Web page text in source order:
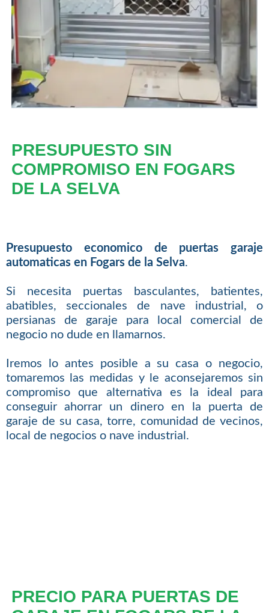
PRESUPUESTO SIN
COMPROMISO EN FOGARS
DE LA SELVA
Presupuesto economico de puertas garaje
automaticas en Fogars de la Selva.
Si necesita puertas basculantes, batientes,
abatibles, seccionales de nave industrial, o
persianas de garaje para local comercial de
negocio no dude en llamarnos.
Iremos lo antes posible a su casa o negocio,
tomaremos las medidas y le aconsejaremos sin
compromiso que alternativa es la ideal para
conseguir ahorrar un dinero en la puerta de
garaje de su casa, torre, comunidad de vecinos,
local de negocios o nave industrial.
PRECIO PARA PUERTAS DE